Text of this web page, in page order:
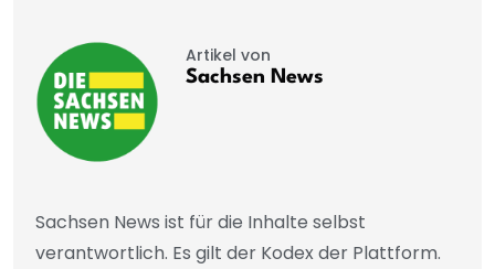
Artikel von
Sachsen News
Sachsen News ist für die Inhalte selbst
verantwortlich. Es gilt der Kodex der Plattform.